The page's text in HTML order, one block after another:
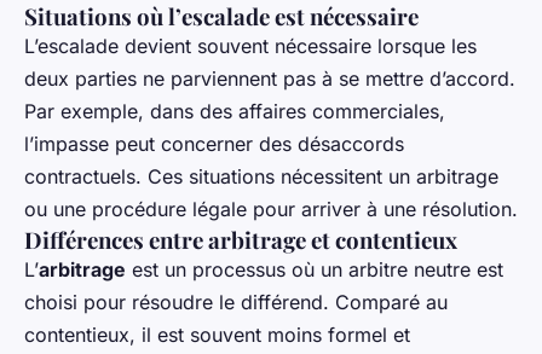
Situations où l’escalade est nécessaire
L’escalade devient souvent nécessaire lorsque les
deux parties ne parviennent pas à se mettre d’accord.
Par exemple, dans des affaires commerciales,
l’impasse peut concerner des désaccords
contractuels. Ces situations nécessitent un arbitrage
ou une procédure légale pour arriver à une résolution.
Différences entre arbitrage et contentieux
L’arbitrage est un processus où un arbitre neutre est
choisi pour résoudre le différend. Comparé au
contentieux, il est souvent moins formel et